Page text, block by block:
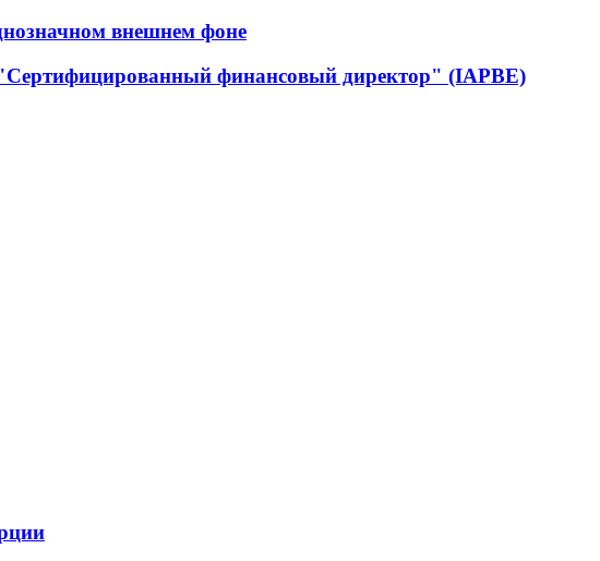
внешнем фоне
финансовый директор" (IAPBE)